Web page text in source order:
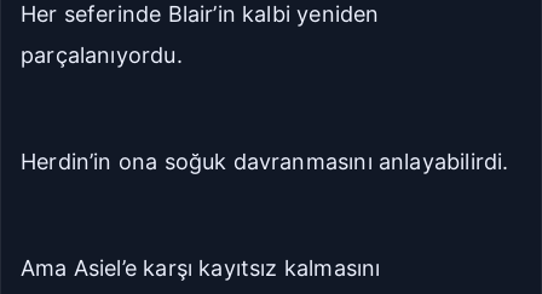
Her seferinde Blair’in kalbi yeniden
parçalanıyordu.
Herdin’in ona soğuk davranmasını anlayabilirdi.
Ama Asiel’e karşı kayıtsız kalmasını